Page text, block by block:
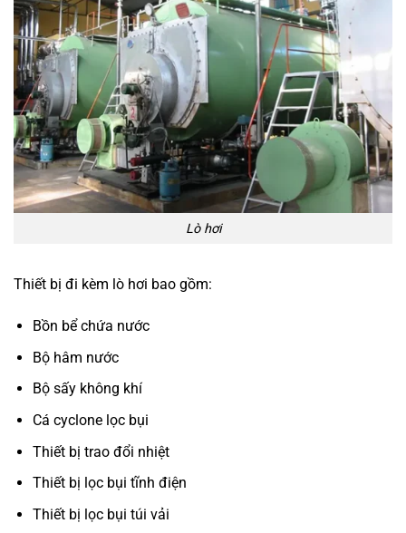
Lò hơi
Thiết bị đi kèm lò hơi bao gồm:
Bồn bể chứa nước
Bộ hâm nước
Bộ sấy không khí
Cá cyclone lọc bụi
Thiết bị trao đổi nhiệt
Thiết bị lọc bụi tĩnh điện
Thiết bị lọc bụi túi vải